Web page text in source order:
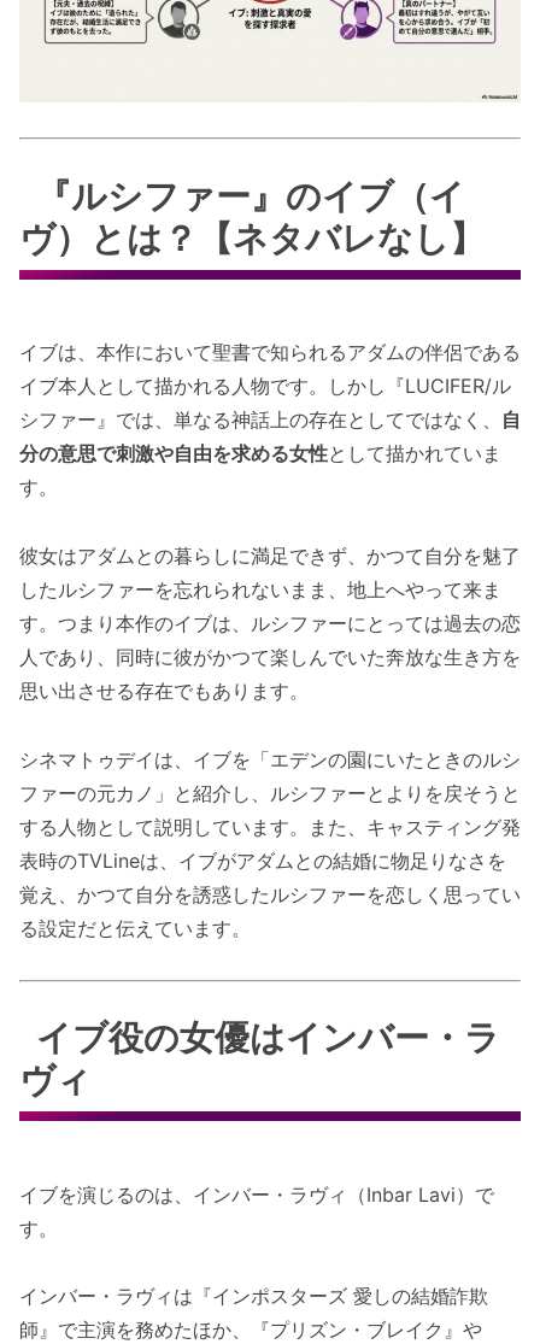
『ルシファー』のイブ（イ
ヴ）とは？【ネタバレなし】
イブは、本作において聖書で知られるアダムの伴侶である
イブ本人として描かれる人物です。しかし『LUCIFER/ル
シファー』では、単なる神話上の存在としてではなく、 自
分の意思で刺激や自由を求める女性として描かれていま
す。
彼女はアダムとの暮らしに満足できず、かつて自分を魅了
したルシファーを忘れられないまま、地上へやって来ま
す。つまり本作のイブは、ルシファーにとっては過去の恋
人であり、同時に彼がかつて楽しんでいた奔放な生き方を
思い出させる存在でもあります。
シネマトゥデイは、イブを「エデンの園にいたときのルシ
ファーの元カノ」と紹介し、ルシファーとよりを戻そうと
する人物として説明しています。また、キャスティング発
表時のTVLineは、イブがアダムとの結婚に物足りなさを
覚え、かつて自分を誘惑したルシファーを恋しく思ってい
る設定だと伝えています。
イブ役の女優はインバー・ラ
ヴィ
イブを演じるのは、インバー・ラヴィ（Inbar Lavi）で
す。
インバー・ラヴィは『インポスターズ 愛しの結婚詐欺
師』で主演を務めたほか、『プリズン・ブレイク』や